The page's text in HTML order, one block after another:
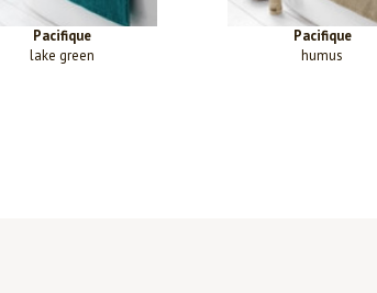
Pacifique
lake green
Pacifique
humus